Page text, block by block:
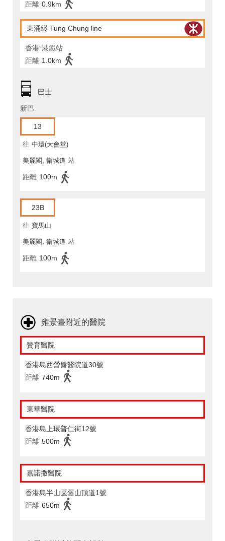
距離 0.9km
東涌綫 Tung Chung line
香港 港鐵站
距離 1.0km
巴士
新巴
13
往 中環(大會堂)
美麗閣, 衛城道 站
距離 100m
23B
往 寶馬山
美麗閣, 衛城道 站
距離 100m
雍景臺附近的醫院
贊育醫院
香港島西營盤醫院道30號
距離 740m
東華醫院
香港島上環普仁街12號
距離 500m
嘉諾撒醫院
香港島半山區舊山頂道1號
距離 650m